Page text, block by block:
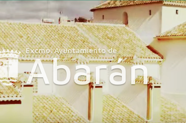
Excmo. Ayuntamiento de
Abarán